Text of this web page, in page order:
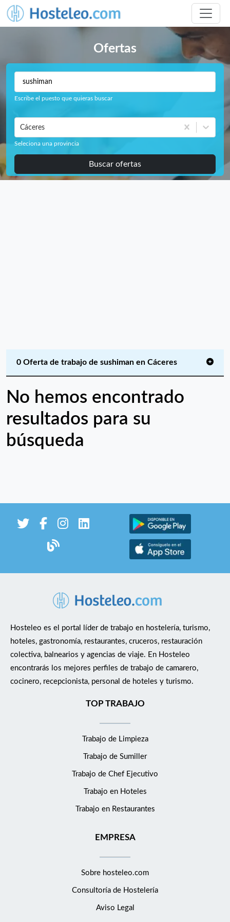
Ofertas
Escribe el puesto que quieras buscar
Cáceres
Seleciona una provincia
Buscar ofertas
0 Oferta de trabajo de sushiman en Cáceres
No hemos encontrado
resultados para su
búsqueda
Hosteleo es el portal líder de trabajo en hostelería, turismo,
hoteles, gastronomía, restaurantes, cruceros, restauración
colectiva, balnearios y agencias de viaje. En Hosteleo
encontrarás los mejores perfiles de trabajo de camarero,
cocinero, recepcionista, personal de hoteles y turismo.
TOP TRABAJO
Trabajo de Limpieza
Trabajo de Sumiller
Trabajo de Chef Ejecutivo
Trabajo en Hoteles
Trabajo en Restaurantes
EMPRESA
Sobre hosteleo.com
Consultoría de Hostelería
Aviso Legal